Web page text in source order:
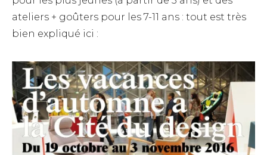
ateliers + goûters pour les 7-11 ans : tout est très
bien expliqué ici :